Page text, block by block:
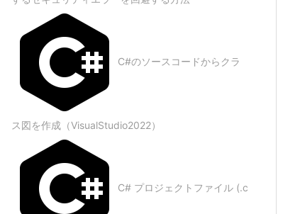
C#のソースコードからクラ
ス図を作成（VisualStudio2022）
C# プロジェクトファイル (.c